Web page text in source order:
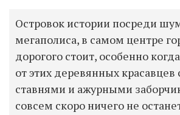
Островок истории посреди
мегаполиса, в самом центре
дорогого стоит, особенно
от этих деревянных
ставнями и ажурными
совсем скоро ничего не